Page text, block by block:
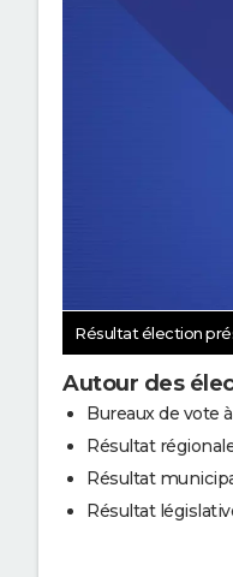
Résultat élection
Autour des
Bureaux de vote
Résultat
Résultat
Résultat